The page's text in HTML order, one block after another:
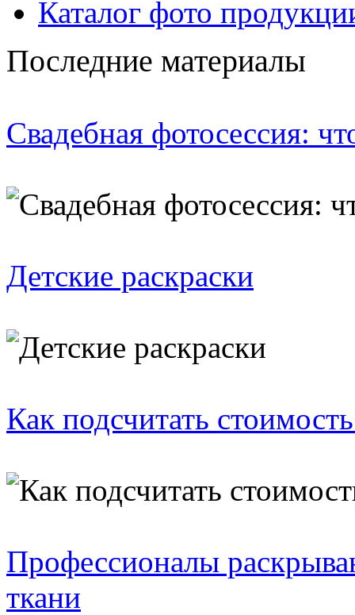
Каталог фото
Последние материалы
Свадебная фотосессия:
Детские раскраски
Как подсчитать
Профессионалы
ткани